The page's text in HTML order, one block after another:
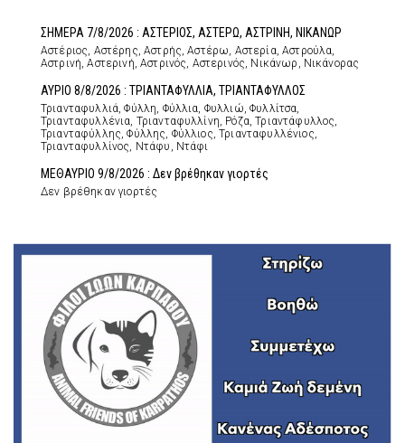
ΣΗΜΕΡΑ 7/8/2026 : ΑΣΤΕΡΙΟΣ, ΑΣΤΕΡΩ, ΑΣΤΡΙΝΗ, ΝΙΚΑΝΩΡ
Αστέριος, Αστέρης, Αστρής, Αστέρω, Αστερία, Αστρούλα,
Αστρινή, Αστερινή, Αστρινός, Αστερινός, Νικάνωρ, Νικάνορας
ΑΥΡΙΟ 8/8/2026 : ΤΡΙΑΝΤΑΦΥΛΛΙΑ, ΤΡΙΑΝΤΑΦΥΛΛΟΣ
Τριανταφυλλιά, Φύλλη, Φύλλια, Φυλλιώ, Φυλλίτσα,
Τριανταφυλλένια, Τριανταφυλλίνη, Ρόζα, Τριαντάφυλλος,
Τριανταφύλλης, Φύλλης, Φύλλιος, Τριανταφυλλένιος,
Τριανταφυλλίνος, Ντάφυ, Ντάφι
ΜΕΘΑΥΡΙΟ 9/8/2026 : Δεν βρέθηκαν γιορτές
Δεν βρέθηκαν γιορτές